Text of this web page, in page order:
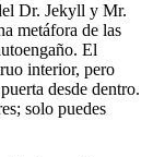
Dr. Jekyll y Mr.
metáfora de las
El
interior, pero
desde dentro.
solo puedes